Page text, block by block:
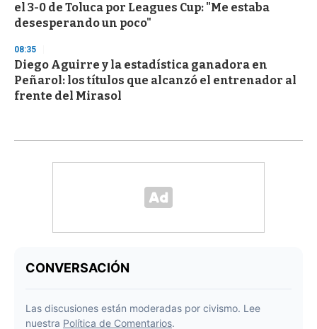
el 3-0 de Toluca por Leagues Cup: "Me estaba
desesperando un poco"
08:35
Diego Aguirre y la estadística ganadora en
Peñarol: los títulos que alcanzó el entrenador al
frente del Mirasol